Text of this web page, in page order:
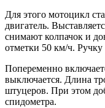
Для этого мотоцикл
двигатель.
снимают колпачок и
отметки 50 км/ч.
Попеременно
выключается. Длина
штуцеров. При этом
спидометра.